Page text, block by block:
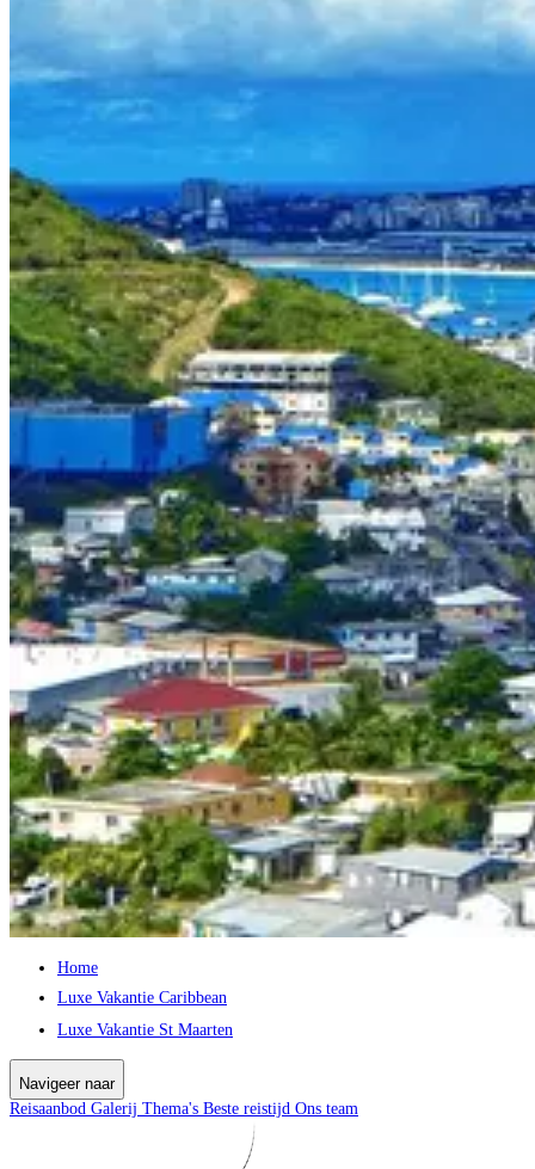
Home
Luxe Vakantie Caribbean
Luxe Vakantie St Maarten
Navigeer naar
Reisaanbod Galerij Thema's Beste reistijd Ons team